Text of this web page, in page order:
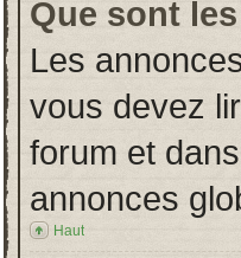
Que sont
Les
vous devez
forum et
annonces
Haut